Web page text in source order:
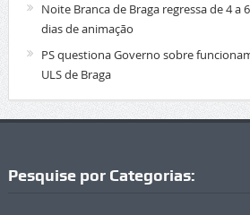
Noite Branca de Braga regressa de 4 a
dias de animação
PS questiona Governo sobre
ULS de Braga
Pesquise por Categorias: